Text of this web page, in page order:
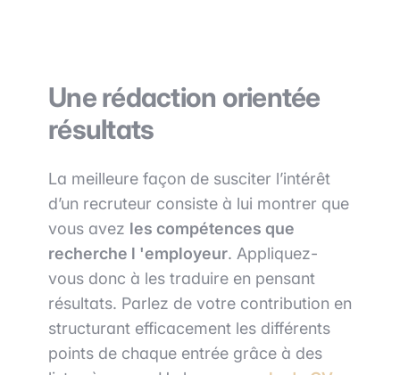
Une rédaction orientée
résultats
La meilleure façon de susciter l’intérêt
d’un recruteur consiste à lui montrer que
vous avez les compétences que
recherche l 'employeur. Appliquez-
vous donc à les traduire en pensant
résultats. Parlez de votre contribution en
structurant efficacement les différents
points de chaque entrée grâce à des